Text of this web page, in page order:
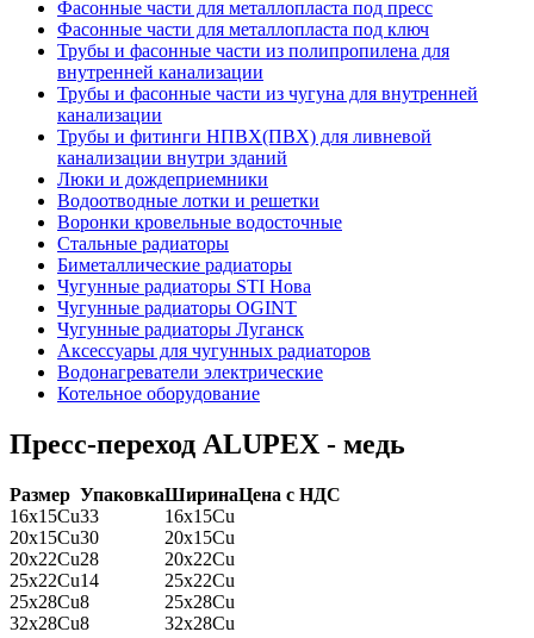
Фасонные части для металлопласта под пресс
Фасонные части для металлопласта под ключ
Трубы и фасонные части из полипропилена для
внутренней канализации
Трубы и фасонные части из чугуна для внутренней
канализации
Трубы и фитинги НПВХ(ПВХ) для ливневой
канализации внутри зданий
Люки и дождеприемники
Водоотводные лотки и решетки
Воронки кровельные водосточные
Стальные радиаторы
Биметаллические радиаторы
Чугунные радиаторы STI Нова
Чугунные радиаторы OGINT
Чугунные радиаторы Луганск
Аксессуары для чугунных радиаторов
Водонагреватели электрические
Котельное оборудование
Пресс-переход ALUPEX - медь
Размер УпаковкаШиринаЦена c НДС
16x15Cu33
16x15Cu
20x15Cu30
20x15Cu
20x22Cu28
20x22Cu
25x22Cu14
25x22Cu
25x28Cu8
25x28Cu
32x28Cu8
32x28Cu